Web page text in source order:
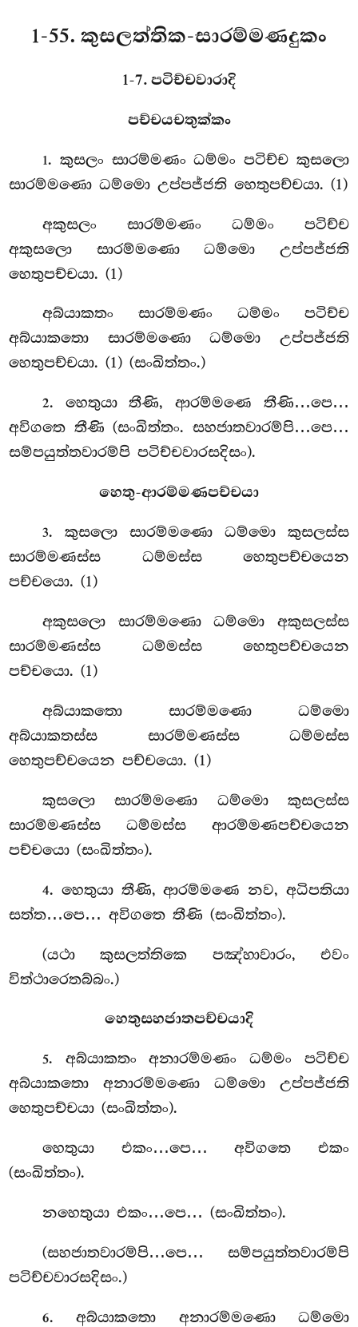
1-55. කුසලත්තික-සාරම්මණදුකං
1-7. පටිච්චවාරාදි
පච්චයචතුක්කං
1. කුසලං සාරම්මණං ධම්මං පටිච්ච කුසලො
සාරම්මණො ධම්මො උප්පජ්ජති හෙතුපච්චයා. (1)
අකුසලං සාරම්මණං ධම්මං පටිච්ච
අකුසලො සාරම්මණො ධම්මො උප්පජ්ජති
හෙතුපච්චයා. (1)
අබ්යාකතං සාරම්මණං ධම්මං පටිච්ච
අබ්යාකතො සාරම්මණො ධම්මො උප්පජ්ජති
හෙතුපච්චයා. (1) (සංඛිත්තං.)
2. හෙතුයා තීණි, ආරම්මණෙ තීණි…පෙ…
අවිගතෙ තීණි (සංඛිත්තං. සහජාතවාරම්පි…පෙ…
සම්පයුත්තවාරම්පි පටිච්චවාරසදිසං).
හෙතු-ආරම්මණපච්චයා
3. කුසලො සාරම්මණො ධම්මො කුසලස්ස
සාරම්මණස්ස ධම්මස්ස හෙතුපච්චයෙන
පච්චයො. (1)
අකුසලො සාරම්මණො ධම්මො අකුසලස්ස
සාරම්මණස්ස ධම්මස්ස හෙතුපච්චයෙන
පච්චයො. (1)
අබ්යාකතො සාරම්මණො ධම්මො
අබ්යාකතස්ස සාරම්මණස්ස ධම්මස්ස
හෙතුපච්චයෙන පච්චයො. (1)
කුසලොසාරම්මණො ධම්මො කුසලස්ස
සාරම්මණස්ස ධම්මස්ස ආරම්මණපච්චයෙන
පච්චයො (සංඛිත්තං).
4. හෙතුයා තීණි, ආරම්මණෙ නව, අධිපතියා
සත්ත…පෙ… අවිගතෙ තීණි (සංඛිත්තං).
(යථාකුසලත්තිකෙ පඤ්හාවාරං, එවං
විත්ථාරෙතබ්බං.)
හෙතුසහජාතපච්චයාදි
5. අබ්යාකතං අනාරම්මණං ධම්මං පටිච්ච
අබ්යාකතො අනාරම්මණො ධම්මො උප්පජ්ජති
හෙතුපච්චයා (සංඛිත්තං).
හෙතුයා එකං…පෙ… අවිගතෙ එකං
(සංඛිත්තං).
නහෙතුයා එකං…පෙ… (සංඛිත්තං).
(සහජාතවාරම්පි…පෙ… සම්පයුත්තවාරම්පි
පටිච්චවාරසදිසං.)
6. අබ්යාකතො අනාරම්මණො ධම්මො